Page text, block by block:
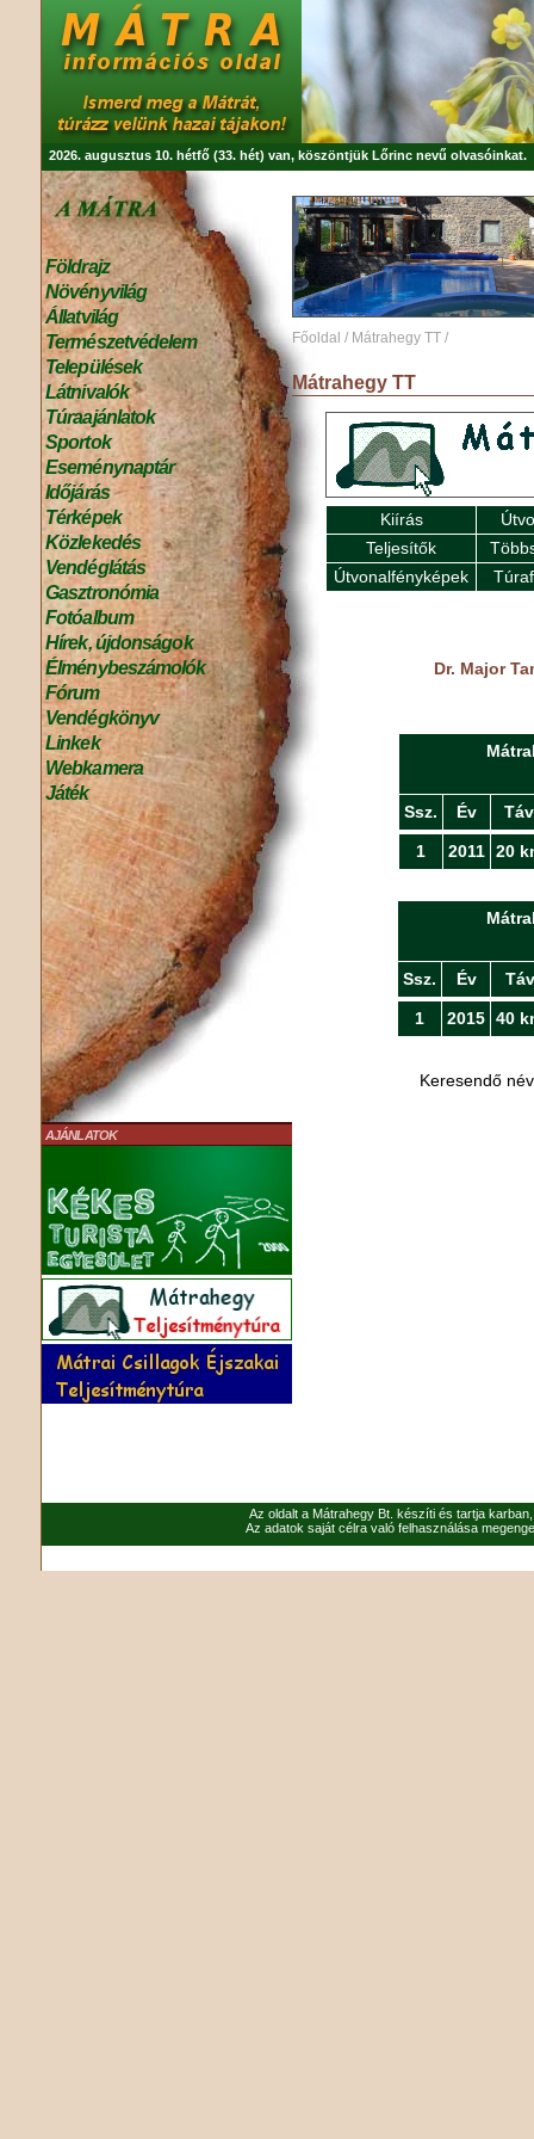
2026. augusztus 10. hétfő (33. hét) van, köszöntjük Lőrinc nevű olvasóinkat.
Földrajz
Növényvilág
Állatvilág
Természetvédelem
Települések
Látnivalók
Túraajánlatok
Sportok
Eseménynaptár
Időjárás
Térképek
Közlekedés
Vendéglátás
Gasztronómia
Fotóalbum
Hírek, újdonságok
Élménybeszámolók
Fórum
Vendégkönyv
Linkek
Webkamera
Játék
AJÁNLATOK
Főoldal / Mátrahegy TT /
Mátrahegy TT
Kiírás
Teljesítők
Útvonalfényképek
Dr. Major
Ssz. Év Táv
1 2011 20
Ssz. Év Táv
1 2015 40
Keresendő
Az oldalt a Mátrahegy Bt. készíti és tartja
Az adatok saját célra való felhasználása